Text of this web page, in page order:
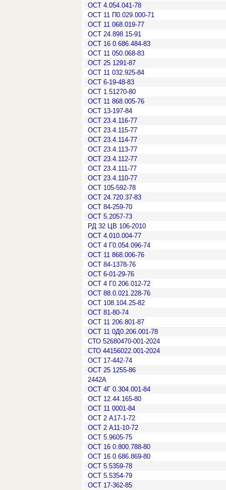
ОСТ 4.054.041-78
ОСТ 11 П0.029.000-71
ОСТ 11 068.019-77
ОСТ 24.898.15-91
ОСТ 16 0.686.484-83
ОСТ 11 050.068-83
ОСТ 25 1291-87
ОСТ 11 032.925-84
ОСТ 6-19-48-83
ОСТ 1.51270-80
ОСТ 11 868.005-76
ОСТ 13-197-84
ОСТ 23.4.116-77
ОСТ 23.4.115-77
ОСТ 23.4.114-77
ОСТ 23.4.113-77
ОСТ 23.4.112-77
ОСТ 23.4.111-77
ОСТ 23.4.110-77
ОСТ 105-592-78
ОСТ 24.720.37-83
ОСТ 84-259-70
ОСТ 5.2057-73
РД 32 ЦВ 106-2010
ОСТ 4.010.004-77
ОСТ 4 Г0.054.096-74
ОСТ 11 868.006-76
ОСТ 84-1378-76
ОСТ 6-01-29-76
ОСТ 4 Г0.206.012-72
ОСТ 88.0.021.228-76
ОСТ 108.104.25-82
ОСТ 81-80-74
ОСТ 11 206.801-87
ОСТ 11 0Д0.206.001-78
СТО 52680470-001-2024
СТО 44156022.001-2024
ОСТ 17-442-74
ОСТ 25 1255-86
2442А
ОСТ 4Г 0.304.001-84
ОСТ 12.44.165-80
ОСТ 11 0001-84
ОСТ 2 А17-1-72
ОСТ 2 А11-10-72
ОСТ 5.9605-75
ОСТ 16 0.800.788-80
ОСТ 16 0.686.869-80
ОСТ 5.5359-78
ОСТ 5.5354-79
ОСТ 17-362-85